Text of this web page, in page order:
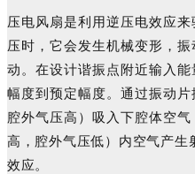
压电风扇是利用逆压电效应
压时，它会发生机械变形，
动。在设计谐振点附近输入
幅度到预定幅度。通过振动片
腔外气压高）吸入下腔体空
高，腔外气压低）内空气产生
效应。